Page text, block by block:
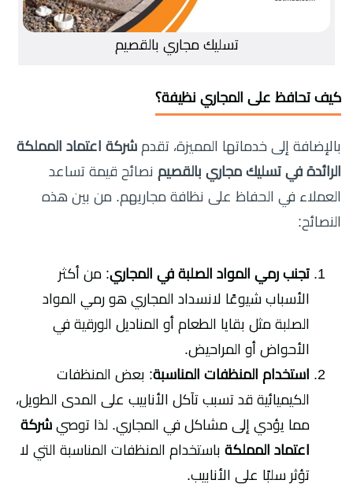
تسليك مجاري بالقصيم
كيف تحافظ على المجاري نظيفة؟
بالإضافة إلى خدماتها المميزة، تقدم شركة اعتماد المملكة
الرائدة في تسليك مجاري بالقصيم نصائح قيمة تساعد
العملاء في الحفاظ على نظافة مجاريهم. من بين هذه
النصائح:
تجنب رمي المواد الصلبة في المجاري: من أكثر
الأسباب شيوعًا لانسداد المجاري هو رمي المواد
الصلبة مثل بقايا الطعام أو المناديل الورقية في
الأحواض أو المراحيض.
استخدام المنظفات المناسبة: بعض المنظفات
الكيميائية قد تسبب تآكل الأنابيب على المدى الطويل،
مما يؤدي إلى مشاكل في المجاري. لذا توصي شركة
اعتماد المملكة باستخدام المنظفات المناسبة التي لا
تؤثر سلبًا على الأنابيب.